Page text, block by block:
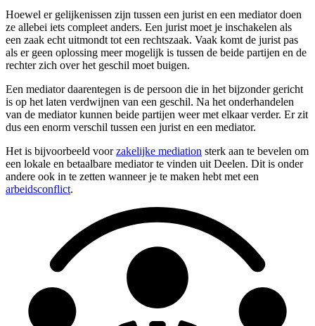
Hoewel er gelijkenissen zijn tussen een jurist en een mediator doen
ze allebei iets compleet anders. Een jurist moet je inschakelen als
een zaak echt uitmondt tot een rechtszaak. Vaak komt de jurist pas
als er geen oplossing meer mogelijk is tussen de beide partijen en de
rechter zich over het geschil moet buigen.
Een mediator daarentegen is de persoon die in het bijzonder gericht
is op het laten verdwijnen van een geschil. Na het onderhandelen
van de mediator kunnen beide partijen weer met elkaar verder. Er zit
dus een enorm verschil tussen een jurist en een mediator.
Het is bijvoorbeeld voorzakelijke mediation sterk aan te bevelen om
een lokale en betaalbare mediator te vinden uit Deelen. Dit is onder
andere ook in te zetten wanneer je te maken hebt met een
arbeidsconflict.